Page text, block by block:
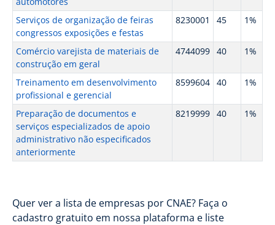
Serviços de organização de feiras
congressos exposições e festas
8230001 45 1%
Comércio varejista de materiais de
construção em geral
4744099 40 1%
Treinamento em desenvolvimento
profissional e gerencial
8599604 40 1%
Preparação de documentos e
serviços especializados de apoio
administrativo não especificados
anteriormente
8219999 40 1%
Quer ver a lista de empresas por CNAE? Faça o
cadastro gratuito em nossa plataforma e liste